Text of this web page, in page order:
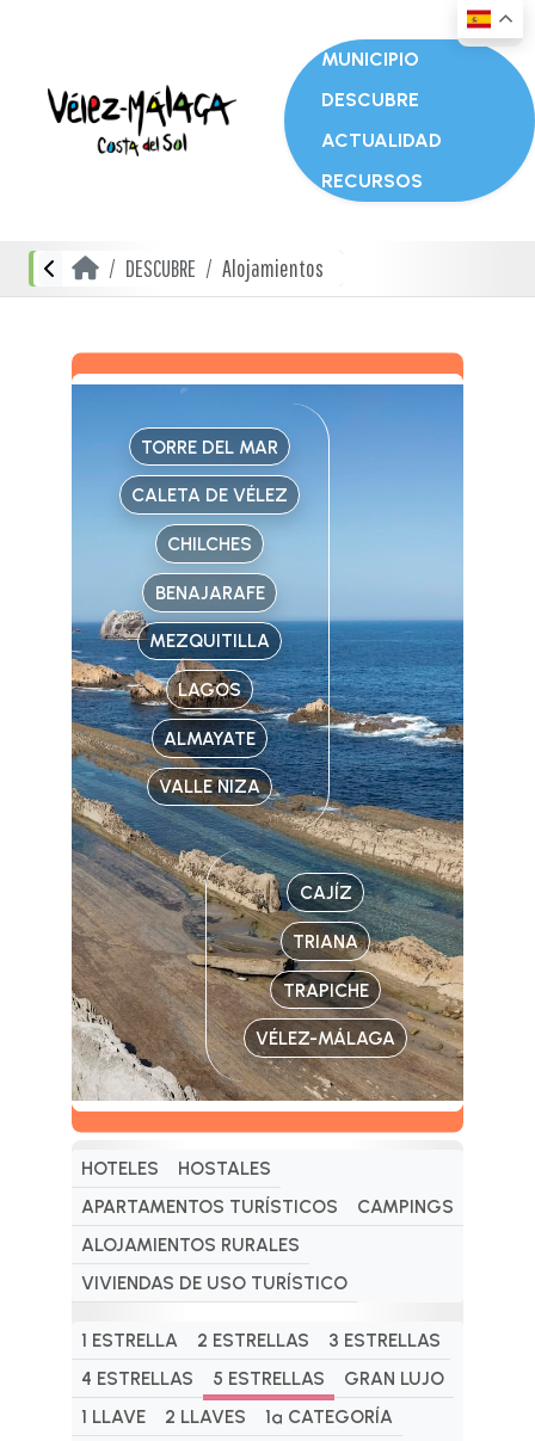
MUNICIPIO
DESCUBRE
ACTUALIDAD
RECURSOS
DESCUBRE Alojamientos
TORRE DEL MAR
CALETA DE VÉLEZ
CHILCHES
BENAJARAFE
MEZQUITILLA
LAGOS
ALMAYATE
VALLE NIZA
CAJÍZ
TRIANA
TRAPICHE
VÉLEZ-MÁLAGA
HOTELES
HOSTALES
APARTAMENTOS TURÍSTICOS
CAMPINGS
ALOJAMIENTOS RURALES
VIVIENDAS DE USO TURÍSTICO
1 ESTRELLA 2 ESTRELLAS
3 ESTRELLAS
4 ESTRELLAS
5 ESTRELLAS
GRAN LUJO
1 LLAVE
2 LLAVES
1ª CATEGORÍA